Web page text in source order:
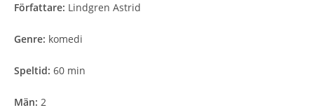
Författare: Lindgren Astrid
Genre: komedi
Speltid: 60 min
Män: 2